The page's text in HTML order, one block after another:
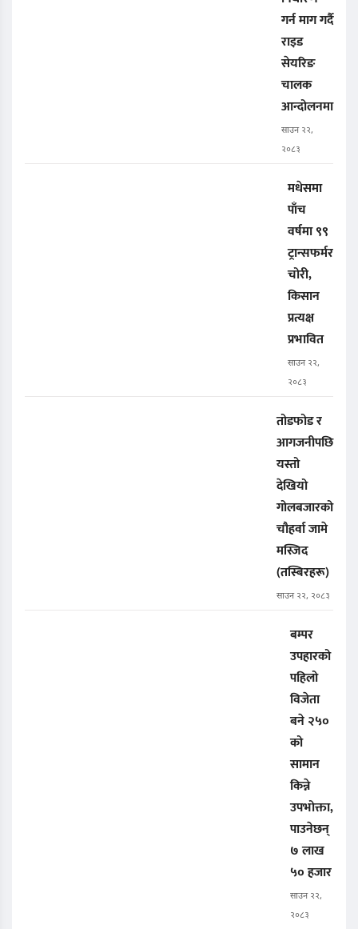
गर्न माग गर्दै
राइड
सेयरिङ
चालक
आन्दोलनमा
साउन २२,
२०८३
मधेसमा
पाँच
वर्षमा ९९
ट्रान्सफर्मर
चोरी,
किसान
प्रत्यक्ष
प्रभावित
साउन २२,
२०८३
तोडफोड र
आगजनीपछि
यस्तो
देखियो
गोलबजारको
चौहर्वा जामे
मस्जिद
(तस्बिरहरू)
साउन २२, २०८३
बम्पर
उपहारको
पहिलो
विजेता
बने २५०
को
सामान
किन्ने
उपभोक्ता,
पाउनेछन्
७ लाख
५० हजार
साउन २२,
२०८३